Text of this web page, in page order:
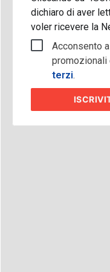
dichiaro di aver
voler ricevere la
Acconsento
promozionali
terzi.